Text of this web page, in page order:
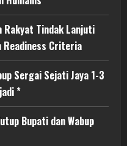
Rakyat Tindak Lanjuti
Readiness Criteria
Sergai Sejati Jaya 1-3
*
Bupati dan Wabup